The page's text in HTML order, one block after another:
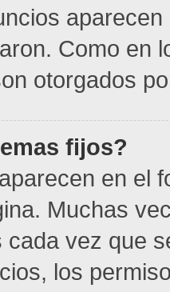
Como en
otorgados
fijos?
en el
Muchas
vez que
los